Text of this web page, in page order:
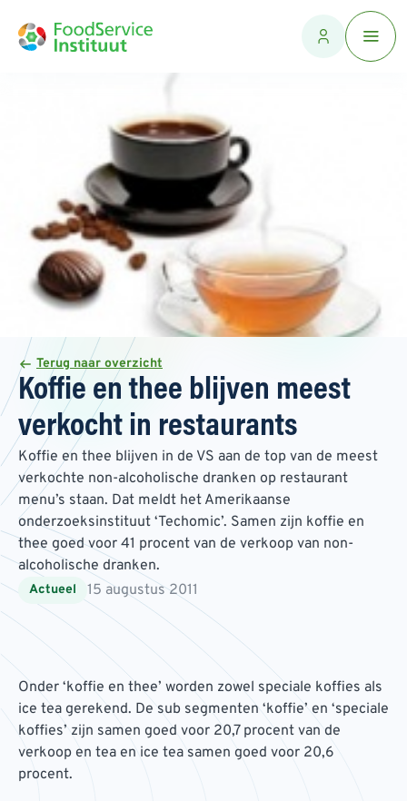
Terug naar overzicht
Koffie en thee blijven meest
verkocht in restaurants
Koffie en thee blijven in de VS aan de top van de meest
verkochte non-alcoholische dranken op restaurant
menu’s staan. Dat meldt het Amerikaanse
onderzoeksinstituut ‘Techomic’. Samen zijn koffie en
thee goed voor 41 procent van de verkoop van non-
alcoholische dranken.
Actueel 15 augustus 2011
Onder ‘koffie en thee’ worden zowel speciale koffies als
ice tea gerekend. De sub segmenten ‘koffie’ en ‘speciale
koffies’ zijn samen goed voor 20,7 procent van de
verkoop en tea en ice tea samen goed voor 20,6
procent.